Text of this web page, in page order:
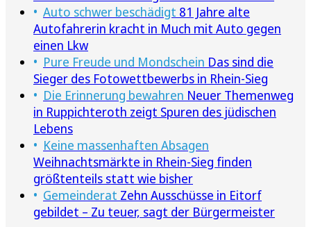
Auto schwer beschädigt 81 Jahre alte
Autofahrerin kracht in Much mit Auto gegen
einen Lkw
Pure Freude und Mondschein Das sind die
Sieger des Fotowettbewerbs in Rhein-Sieg
Die Erinnerung bewahren Neuer Themenweg
in Ruppichteroth zeigt Spuren des jüdischen
Lebens
Keine massenhaften Absagen
Weihnachtsmärkte in Rhein-Sieg finden
größtenteils statt wie bisher
Gemeinderat Zehn Ausschüsse in Eitorf
gebildet – Zu teuer, sagt der Bürgermeister